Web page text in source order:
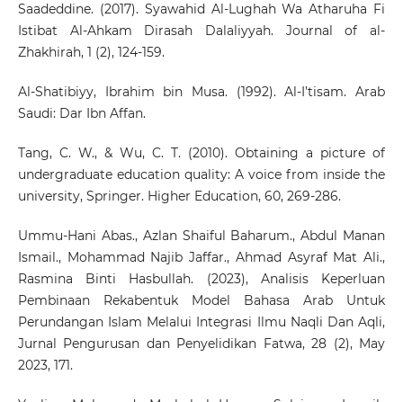
Saadeddine. (2017). Syawahid Al-Lughah Wa Atharuha Fi
Istibat Al-Ahkam Dirasah Dalaliyyah. Journal of al-
Zhakhirah, 1 (2), 124-159.
Al-Shatibiyy, Ibrahim bin Musa. (1992). Al-I’tisam. Arab
Saudi: Dar Ibn Affan.
Tang, C. W., & Wu, C. T. (2010). Obtaining a picture of
undergraduate education quality: A voice from inside the
university, Springer. Higher Education, 60, 269-286.
Ummu-Hani Abas., Azlan Shaiful Baharum., Abdul Manan
Ismail., Mohammad Najib Jaffar., Ahmad Asyraf Mat Ali.,
Rasmina Binti Hasbullah. (2023), Analisis Keperluan
Pembinaan Rekabentuk Model Bahasa Arab Untuk
Perundangan Islam Melalui Integrasi Ilmu Naqli Dan Aqli,
Jurnal Pengurusan dan Penyelidikan Fatwa, 28 (2), May
2023, 171.